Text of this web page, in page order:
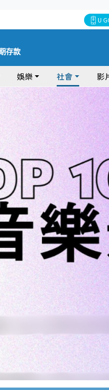
U
存款
娛樂 社會 影